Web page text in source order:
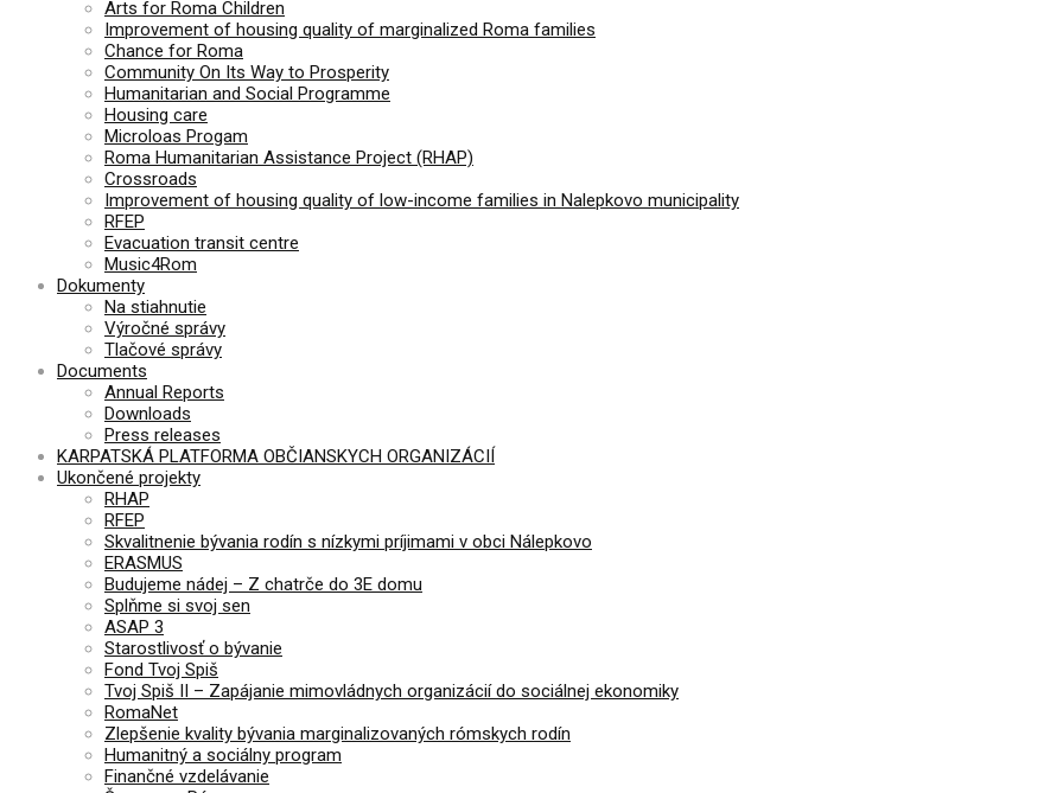
Arts for Roma Children
Improvement of housing quality of marginalized Roma families
Chance for Roma
Community On Its Way to Prosperity
Humanitarian and Social Programme
Housing care
Microloas Progam
Roma Humanitarian Assistance Project (RHAP)
Crossroads
Improvement of housing quality of low-income families in Nalepkovo municipality
RFEP
Evacuation transit centre
Music4Rom
Dokumenty
Na stiahnutie
Výročné správy
Tlačové správy
Documents
Annual Reports
Downloads
Press releases
KARPATSKÁ PLATFORMA OBČIANSKYCH ORGANIZÁCIÍ
Ukončené projekty
RHAP
RFEP
Skvalitnenie bývania rodín s nízkymi príjimami v obci Nálepkovo
ERASMUS
Budujeme nádej – Z chatrče do 3E domu
Splňme si svoj sen
ASAP 3
Starostlivosť o bývanie
Fond Tvoj Spiš
Tvoj Spiš II – Zapájanie mimovládnych organizácií do sociálnej ekonomiky
RomaNet
Zlepšenie kvality bývania marginalizovaných rómskych rodín
Humanitný a sociálny program
Finančné vzdelávanie